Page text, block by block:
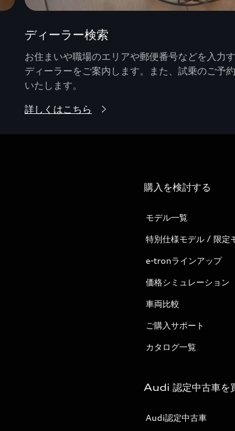
ディーラー検索
お住まいや職場のエリアや郵便番号などを入力
ディーラーをご案内します。また、試乗のご予
いたします。
詳しくはこちら
購入を検討する
モデル一覧
特別仕様モデル / 限定
e-tronラインアップ
価格シミュレーション
車両比較
ご購入サポート
カタログ一覧
Audi 認定中古車を
Audi認定中古車